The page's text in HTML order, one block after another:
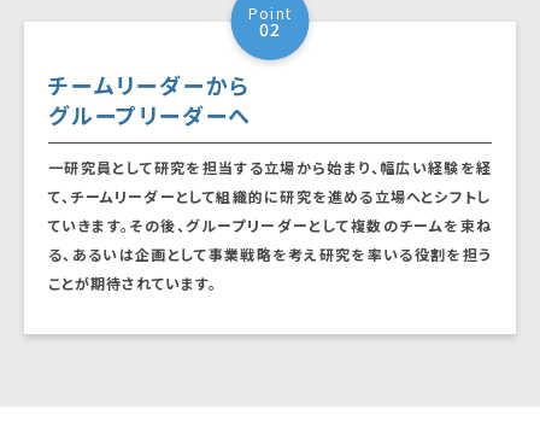
Point
02
チームリーダーから
グループリーダーへ
一研究員として研究を担当する立場から始まり、幅広い経験を経
て、チームリーダーとして組織的に研究を進める立場へとシフトし
ていきます。その後、グループリーダーとして複数のチームを束ね
る、あるいは企画として事業戦略を考え研究を率いる役割を担う
ことが期待されています。